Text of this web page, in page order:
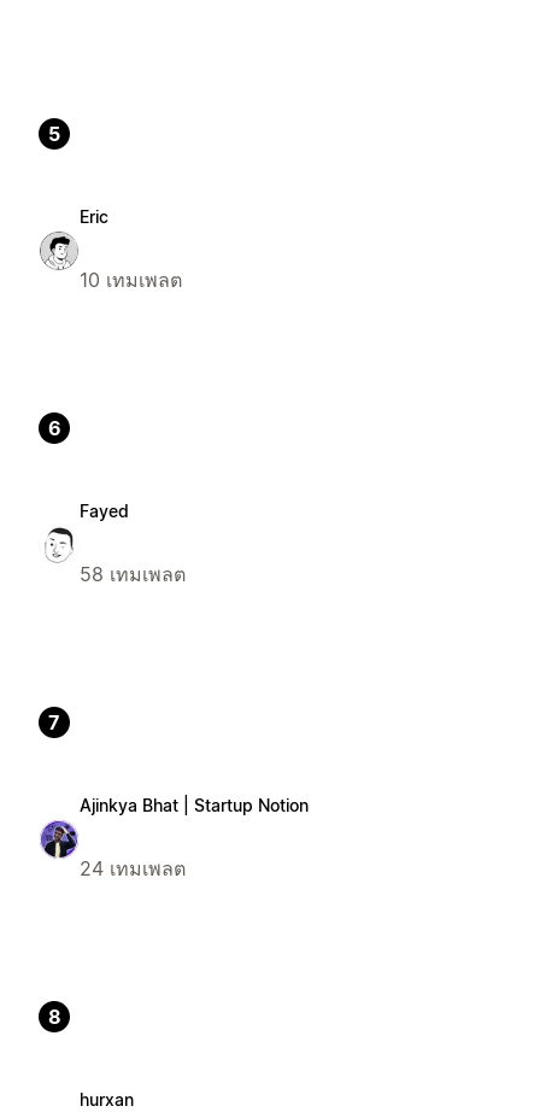
5
Eric
10 เทมเพลต
6
Fayed
58 เทมเพลต
7
Ajinkya Bhat | Startup Notion
24 เทมเพลต
8
hurxan